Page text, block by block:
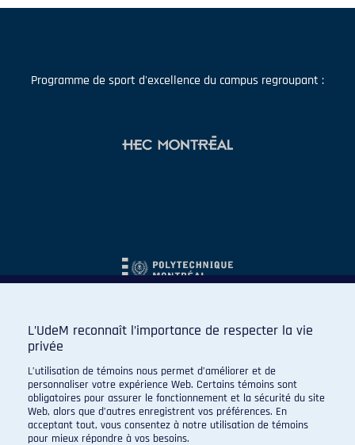
Programme de sport d'excellence du campus regroupant :
L’UdeM reconnaît l’importance de respecter la vie
privée
L’utilisation de témoins nous permet d’améliorer et de
personnaliser votre expérience Web. Certains témoins sont
obligatoires pour assurer le fonctionnement et la sécurité du site
Web, alors que d’autres enregistrent vos préférences. En
acceptant tout, vous consentez à notre utilisation de témoins
pour mieux répondre à vos besoins.